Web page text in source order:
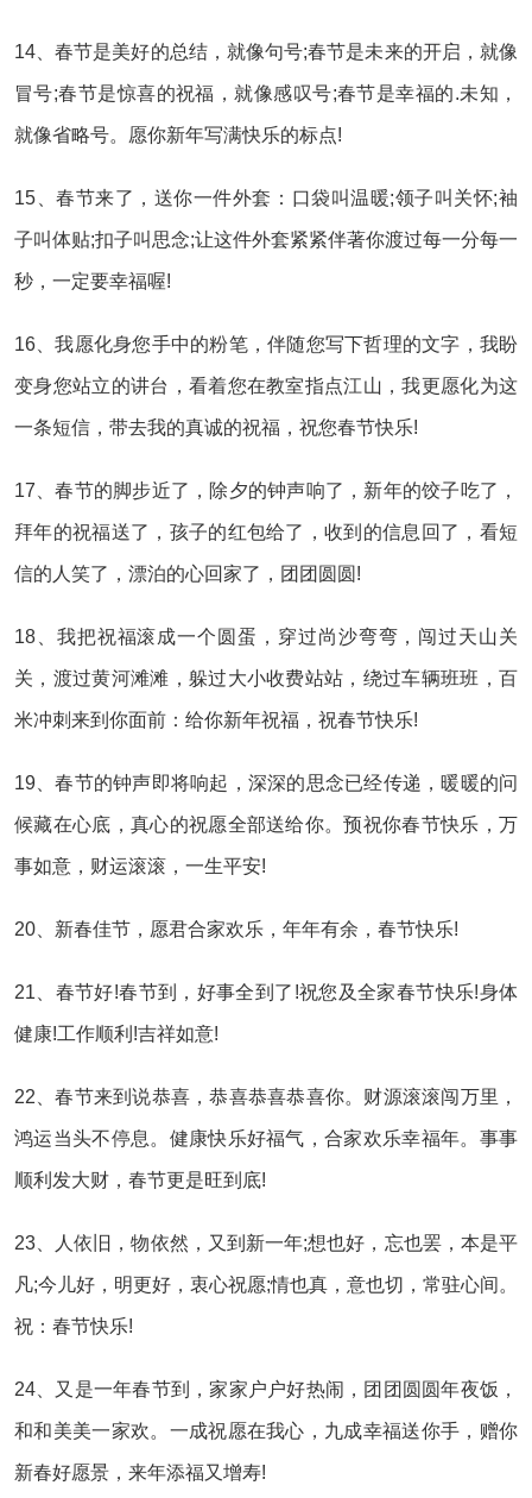
14、春节是美好的总结，就像句号;春节是未来的开启，就像
冒号;春节是惊喜的祝福，就像感叹号;春节是幸福的.未知，
就像省略号。愿你新年写满快乐的标点!
15、春节来了，送你一件外套：口袋叫温暖;领子叫关怀;袖
子叫体贴;扣子叫思念;让这件外套紧紧伴著你渡过每一分每一
秒，一定要幸福喔!
16、我愿化身您手中的粉笔，伴随您写下哲理的文字，我盼
变身您站立的讲台，看着您在教室指点江山，我更愿化为这
一条短信，带去我的真诚的祝福，祝您春节快乐!
17、春节的脚步近了，除夕的钟声响了，新年的饺子吃了，
拜年的祝福送了，孩子的红包给了，收到的信息回了，看短
信的人笑了，漂泊的心回家了，团团圆圆!
18、我把祝福滚成一个圆蛋，穿过尚沙弯弯，闯过天山关
关，渡过黄河滩滩，躲过大小收费站站，绕过车辆班班，百
米冲刺来到你面前：给你新年祝福，祝春节快乐!
19、春节的钟声即将响起，深深的思念已经传递，暖暖的问
候藏在心底，真心的祝愿全部送给你。预祝你春节快乐，万
事如意，财运滚滚，一生平安!
20、新春佳节，愿君合家欢乐，年年有余，春节快乐!
21、春节好!春节到，好事全到了!祝您及全家春节快乐!身体
健康!工作顺利!吉祥如意!
22、春节来到说恭喜，恭喜恭喜恭喜你。财源滚滚闯万里，
鸿运当头不停息。健康快乐好福气，合家欢乐幸福年。事事
顺利发大财，春节更是旺到底!
23、人依旧，物依然，又到新一年;想也好，忘也罢，本是平
凡;今儿好，明更好，衷心祝愿;情也真，意也切，常驻心间。
祝：春节快乐!
24、又是一年春节到，家家户户好热闹，团团圆圆年夜饭，
和和美美一家欢。一成祝愿在我心，九成幸福送你手，赠你
新春好愿景，来年添福又增寿!